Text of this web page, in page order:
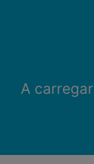
A